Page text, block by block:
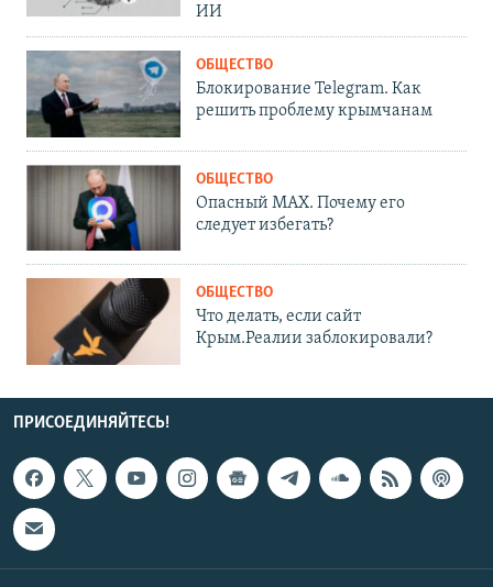
ИИ
ОБЩЕСТВО
Блокирование Telegram. Как
решить проблему крымчанам
ОБЩЕСТВО
Опасный MAX. Почему его
следует избегать?
ОБЩЕСТВО
Что делать, если сайт
Крым.Реалии заблокировали?
ПРИСОЕДИНЯЙТЕСЬ!